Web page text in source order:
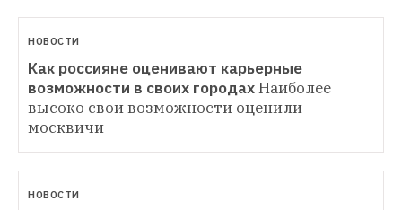
НОВОСТИ
Как россияне оценивают карьерные
возможности в своих городахНаиболее
высоко свои возможности оценили
москвичи
НОВОСТИ